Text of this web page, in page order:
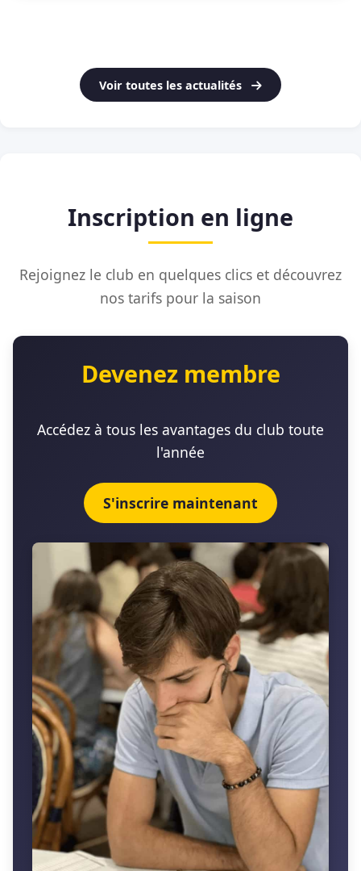
Voir toutes les actualités
Inscription en ligne
Rejoignez le club en quelques clics et découvrez
nos tarifs pour la saison
Devenez membre
Accédez à tous les avantages du club toute
l'année
S'inscrire maintenant